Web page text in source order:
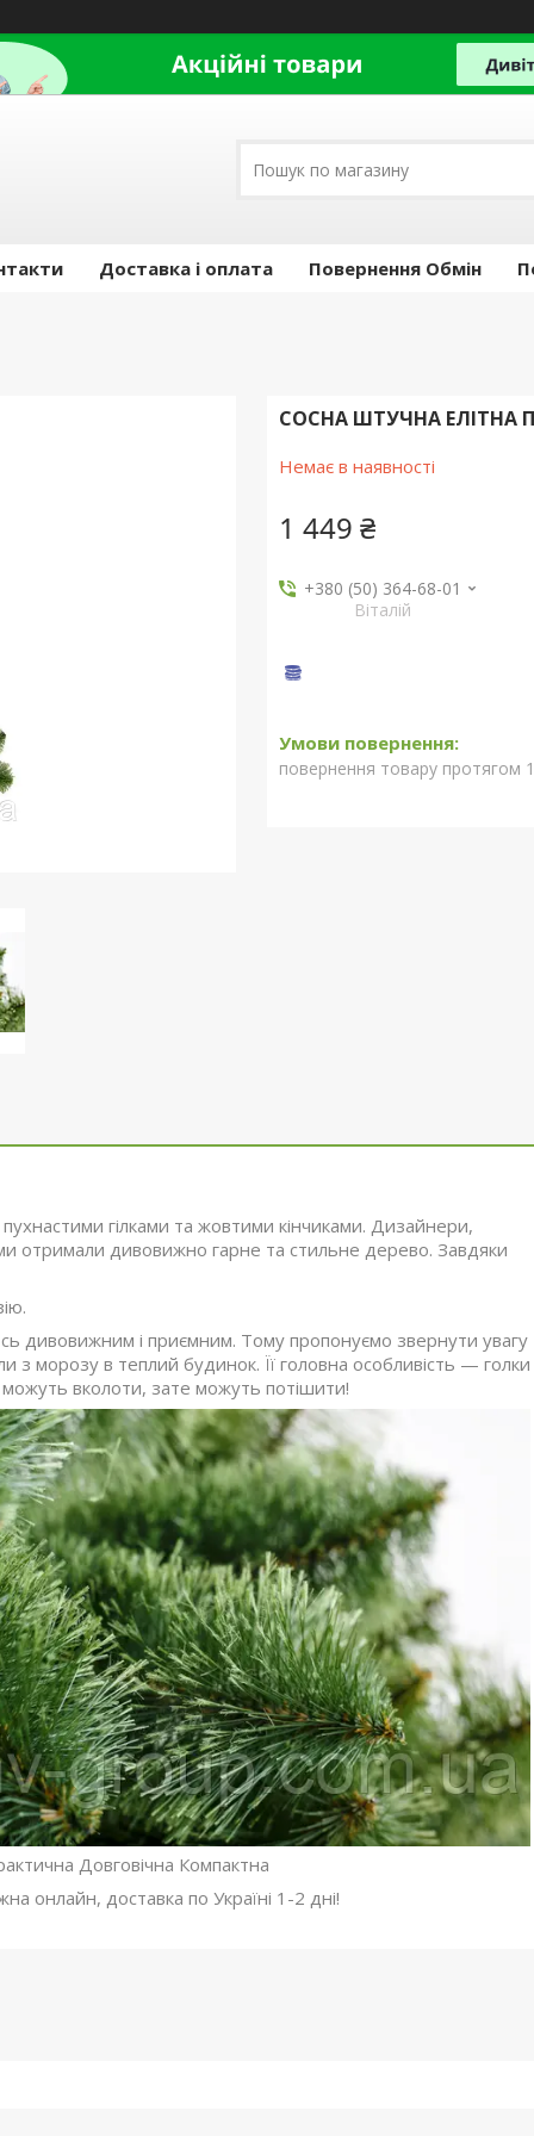
Доставка і оплата Повернення Обмін
СОСНА ШТУЧНА ЕЛІТНА
Немає в наявності
1 449 ₴
+380 (50) 364-68-01
Віталій
повернення товару протягом
гілками та жовтими кінчиками. Дизайнери,
ми отримали дивовижно гарне та стильне дерево. Завдяки
дивовижним і приємним. Тому пропонуємо звернути увагу
морозу в теплий будинок. Її головна особливість — голки
можуть вколоти, зате можуть потішити!
Довговічна Компактна
онлайн, доставка по Україні 1-2 дні!